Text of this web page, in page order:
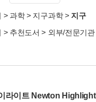
> 과학> 지구과학> 지구
> 추천도서 > 외부/전문기
라이트 Newton Highlight